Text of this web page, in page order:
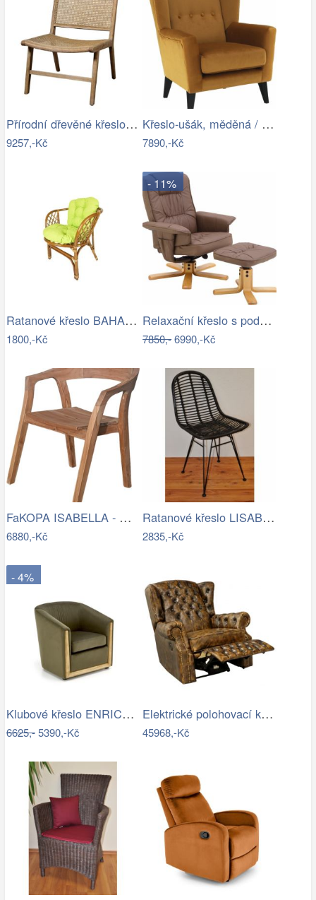
Přírodní dřevěné křeslo s výpletem…
9257,-Kč
Křeslo-ušák, měděná / černá, RODEZA Mdum
7890,-Kč
Ratanové křeslo BAHAMA - tmavé
1800,-Kč
- 11%
Relaxační křeslo s podnožkou, cappucino…
7850,-6990,-Kč
FaKOPA ISABELLA - masivní křeslo z…
6880,-Kč
Ratanové křeslo LISABON - černé
2835,-Kč
- 4%
Klubové křeslo ENRICO Halmar
6625,-5390,-Kč
Elektrické polohovací křeslo…
45968,-Kč